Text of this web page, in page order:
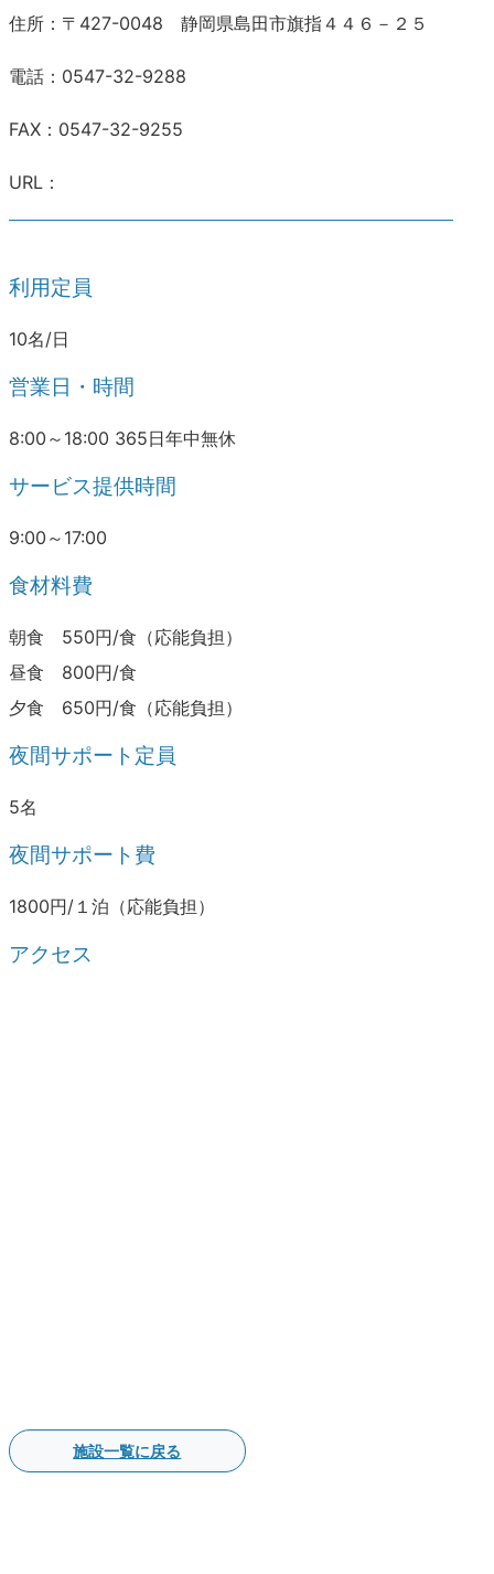
住所：〒427-0048 静岡県島田市旗指４４６－２５
電話：0547-32-9288
FAX：0547-32-9255
URL：
利用定員
10名/日
営業日・時間
8:00～18:00 365日年中無休
サービス提供時間
9:00～17:00
食材料費
朝食 550円/食（応能負担）
昼食 800円/食
夕食 650円/食（応能負担）
夜間サポート定員
5名
夜間サポート費
1800円/１泊（応能負担）
アクセス
施設一覧に戻る